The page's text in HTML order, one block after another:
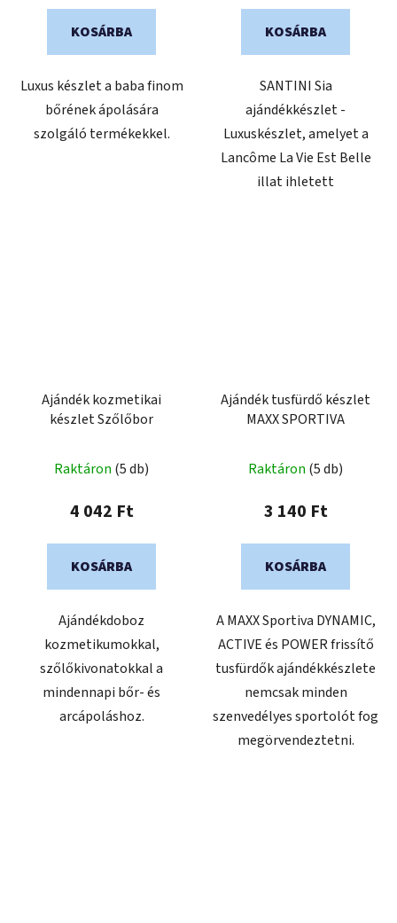
KOSÁRBA
Luxus készlet a baba finom
bőrének ápolására
szolgáló termékekkel.
5,0
KOSÁRBA
SANTINI Sia
ajándékkészlet -
Luxuskészlet, amelyet a
Lancôme La Vie Est Belle
illat ihletett
Ajándék kozmetikai
készlet Szőlőbor
Raktáron (5 db)
4 042 Ft
KOSÁRBA
Ajándékdoboz
kozmetikumokkal,
szőlőkivonatokkal a
mindennapi bőr- és
arcápoláshoz.
Ajándék tusfürdő készlet
MAXX SPORTIVA
Raktáron (5 db)
3 140 Ft
KOSÁRBA
A MAXX Sportiva DYNAMIC,
ACTIVE és POWER frissítő
tusfürdők ajándékkészlete
nemcsak minden
szenvedélyes sportolót fog
megörvendeztetni.